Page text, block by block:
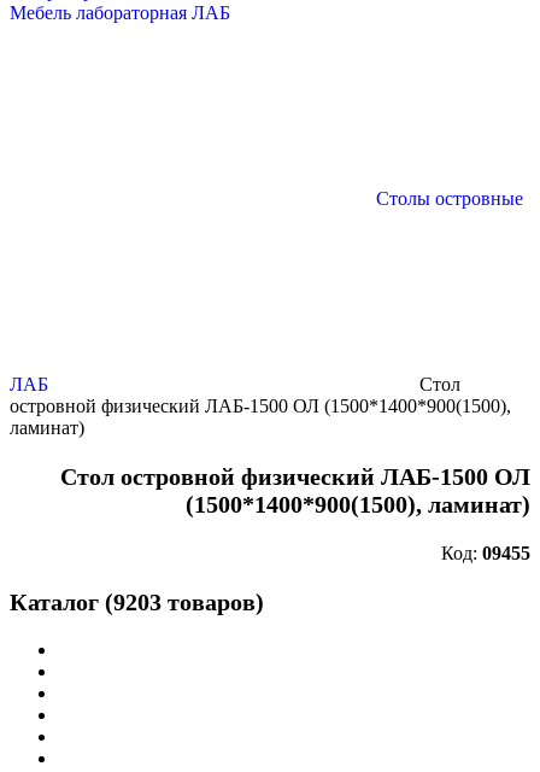
Мебель лабораторная ЛАБ
Столы островные
ЛАБ
Стол
островной физический ЛАБ-1500 ОЛ (1500*1400*900(1500),
ламинат)
Стол островной физический ЛАБ-1500 ОЛ
(1500*1400*900(1500), ламинат)
Код: 09455
Каталог (9203 товаров)